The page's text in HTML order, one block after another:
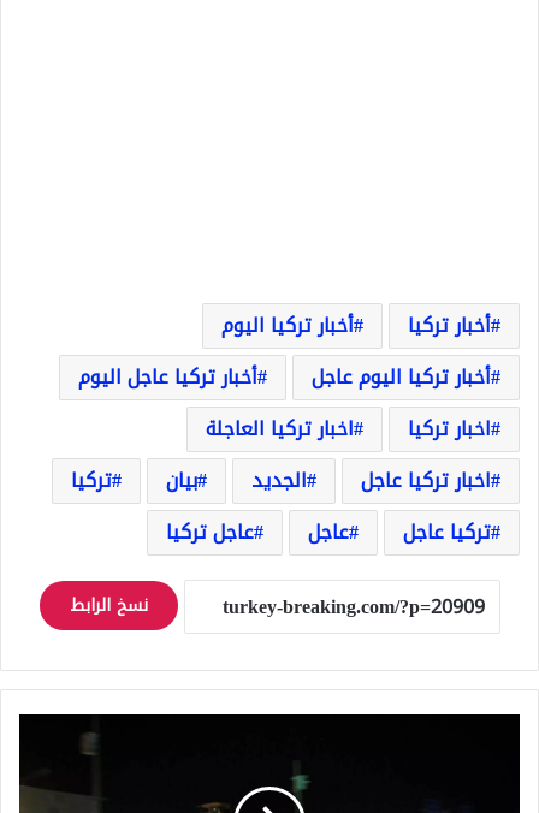
أخبار تركيا
أخبار تركيا اليوم
أخبار تركيا اليوم عاجل
أخبار تركيا عاجل اليوم
اخبار تركيا
اخبار تركيا العاجلة
اخبار تركيا عاجل
الجديد بيان
تركيا
تركيا عاجل
عاجل عاجل تركيا
نسخ الرابط